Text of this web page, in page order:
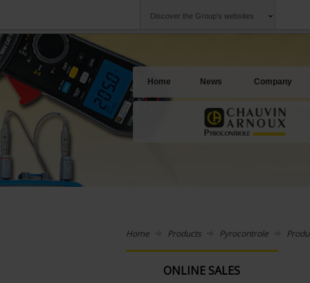
Discover the Group's websites
Home News Company
Home Products Pyrocontrole
ONLINE SALES